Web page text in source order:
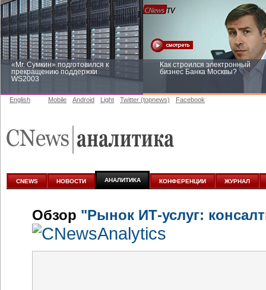
«Mr. Сумкин» подготовился к
прекращению поддержки
WS2003
Как строился электронный
бизнес Банка Москвы?
аналитике
English Mobile Android Light Twitter (topnews) Facebook
CNEWS НОВОСТИ АНАЛИТИКА КОНФЕРЕНЦИИ ЖУРНАЛ
Обзор "Рынок ИТ-услуг: